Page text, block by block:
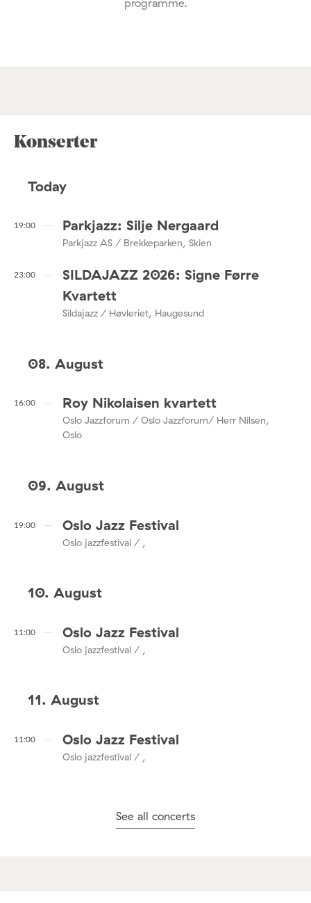
programme.
Konserter
Today
19:00 Parkjazz: Silje Nergaard
Parkjazz AS / Brekkeparken, Skien
23:00
SILDAJAZZ 2026: Signe Førre
Kvartett
Sildajazz / Høvleriet, Haugesund
08. August
16:00 Roy Nikolaisen kvartett
Oslo Jazzforum / Oslo Jazzforum/ Herr Nilsen,
Oslo
09. August
19:00 Oslo Jazz Festival
Oslo jazzfestival / ,
10. August
11:00 Oslo Jazz Festival
Oslo jazzfestival / ,
11. August
11:00 Oslo Jazz Festival
Oslo jazzfestival / ,
See all concerts